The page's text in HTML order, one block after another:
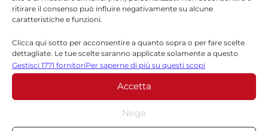
ritirare il consenso può influire negativamente su alcune
caratteristiche e funzioni.
Clicca qui sotto per acconsentire a quanto sopra o per fare scelte
dettagliate. Le tue scelte saranno applicate solamente a questo
sito. È possibile modificare le impostazioni in qualsiasi momento,
compreso il ritiro del consenso, utilizzando i pulsanti della Cookie
Policy o cliccando sul pulsante di gestione del consenso nella parte
inferiore dello schermo.
Statistiche
Gestisci 1771 fornitoriPer saperne di più su questi scopi
Accetta
Nega